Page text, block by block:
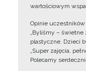
wartościowym
Opinie
„Byliśmy – świetne
plastyczne. Dzieci
„Super zajęcia,
Polecamy